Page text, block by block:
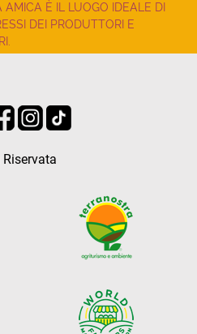
È IL LUOGO IDEALE DI
DEI PRODUTTORI E
Riservata